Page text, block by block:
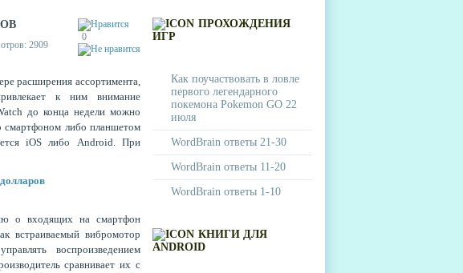
0
2909
расширения ассортимента,
к ним внимание
до конца недели можно
смартфоном либо планшетом
iOS либо Android. При
о входящих на смартфон
встраиваемый вибромотор
воспроизведением
сравнивает их с
ПРОХОЖДЕНИЯ
ИГР
Как поучаствовать в ловле
первого легендарного
покемона Pokemon GO 22
июля
WordBrain ответы 21-30
WordBrain ответы 11-20
WordBrain ответы 1-10
КНИГИ ДЛЯ
ANDROID